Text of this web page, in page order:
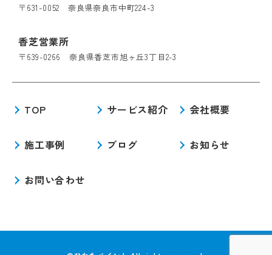
〒631-0052 奈良県奈良市中町224-3
香芝営業所
〒639-0266 奈良県香芝市旭ヶ丘3丁目2-3
TOP サービス紹介 会社概要
施工事例 ブログ お知らせ
お問い合わせ